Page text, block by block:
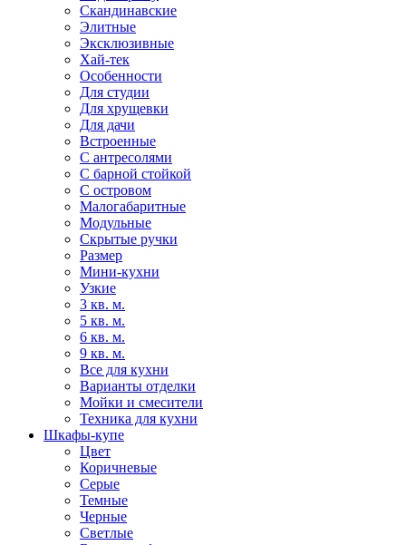
Скандинавские
Элитные
Эксклюзивные
Хай-тек
Особенности
Для студии
Для хрущевки
Для дачи
Встроенные
С антресолями
С барной стойкой
С островом
Малогабаритные
Модульные
Скрытые ручки
Размер
Мини-кухни
Узкие
3 кв. м.
5 кв. м.
6 кв. м.
9 кв. м.
Все для кухни
Варианты отделки
Мойки и смесители
Техника для кухни
Шкафы-купе
Цвет
Коричневые
Серые
Темные
Черные
Светлые